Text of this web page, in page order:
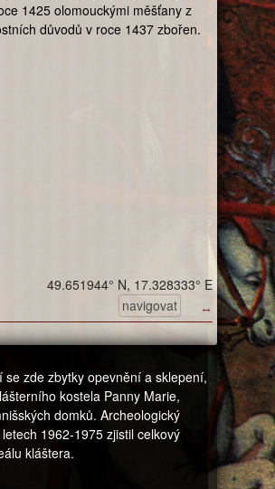
1425 olomouckými měšťany z
důvodů v roce 1437 zbořen.
↔
49.651944° N, 17.328333° E
navigovat
se zde zbytky opevnění a sklepení,
kostela Panny Marie,
domků. Archeologický
1962-1975 zjistil celkový
kláštera.